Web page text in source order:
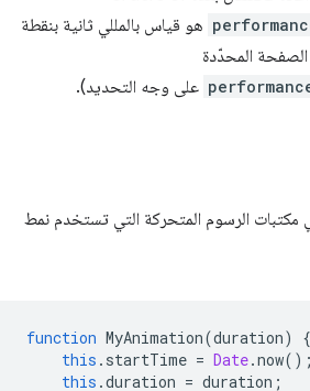
هو قياس بالمللي ثانية بنقطة
المحدّدة
على وجه التحديد).
مكتبات الرسوم المتحركة التي تستخدم نمط
function MyAnimation(duration)
{
this . startTime = Date.now();
this .duration = duration ;